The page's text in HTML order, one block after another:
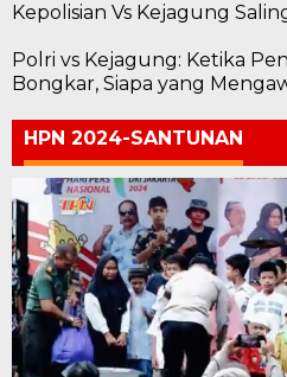
Kepolisian Vs Kejagung
Polri vs Kejagung: Ketika
Bongkar, Siapa yang
HPN 2024-SANTUNAN